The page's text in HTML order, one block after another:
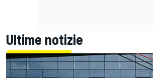
Ultime notizie